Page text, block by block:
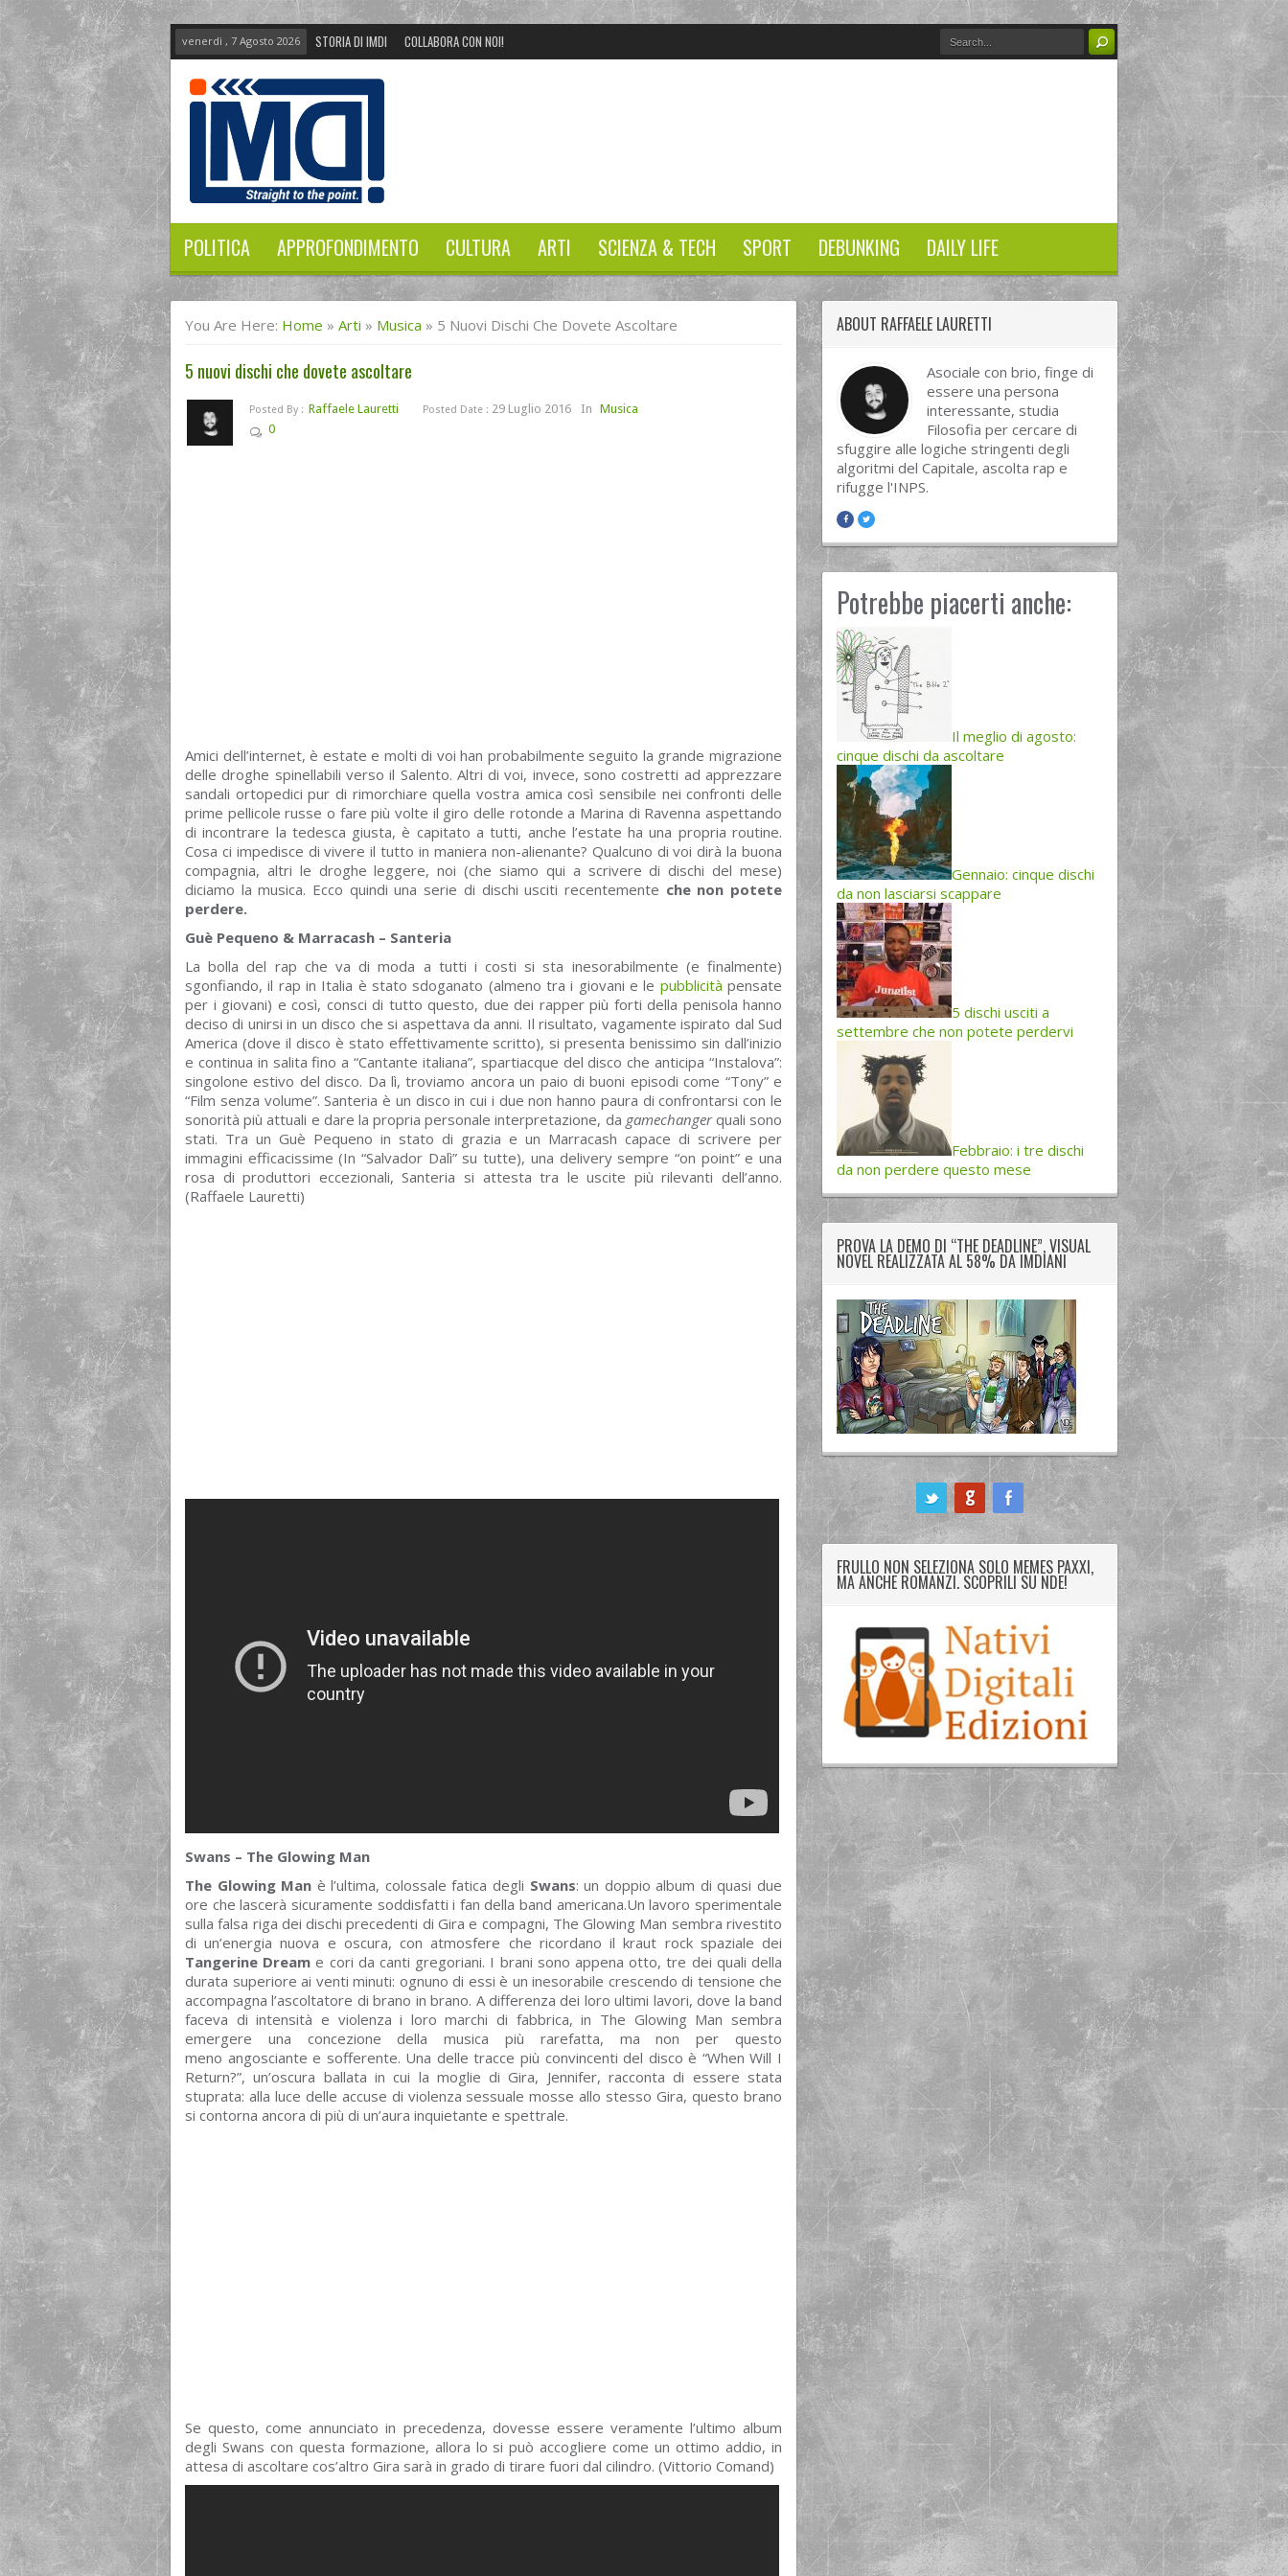
venerdì , 7 Agosto 2026 STORIA DI IMDI COLLABORA CON NOI!
POLITICA APPROFONDIMENTO CULTURA ARTI SCIENZA & TECH SPORT DEBUNKING DAILY LIFE
You Are Here: Home » Arti » Musica » 5 Nuovi Dischi Che Dovete Ascoltare
5 nuovi dischi che dovete ascoltare
Posted By : Raffaele Lauretti Posted Date : 29 Luglio 2016 In Musica
0
Amici dell’internet, è estate e molti di voi han probabilmente seguito la grande migrazione
delle droghe spinellabili verso il Salento. Altri di voi, invece, sono costretti ad apprezzare
sandali ortopedici pur di rimorchiare quella vostra amica così sensibile nei confronti delle
prime pellicole russe o fare più volte il giro delle rotonde a Marina di Ravenna aspettando
di incontrare la tedesca giusta, è capitato a tutti, anche l’estate ha una propria routine.
Cosa ci impedisce di vivere il tutto in maniera non-alienante? Qualcuno di voi dirà la buona
compagnia, altri le droghe leggere, noi (che siamo qui a scrivere di dischi del mese)
diciamo la musica. Ecco quindi una serie di dischi usciti recentemente che non potete
perdere.
Guè Pequeno & Marracash – Santeria
La bolla del rap che va di moda a tutti i costi si sta inesorabilmente (e finalmente)
sgonfiando, il rap in Italia è stato sdoganato (almeno tra i giovani e le pubblicitàpensate
per i giovani) e così, consci di tutto questo, due dei rapper più forti della penisola hanno
deciso di unirsi in un disco che si aspettava da anni. Il risultato, vagamente ispirato dal Sud
America (dove il disco è stato effettivamente scritto), si presenta benissimo sin dall’inizio
e continua in salita fino a “Cantante italiana”, spartiacque del disco che anticipa “Instalova”:
singolone estivo del disco. Da lì, troviamo ancora un paio di buoni episodi come “Tony” e
“Film senza volume”. Santeria è un disco in cui i due non hanno paura di confrontarsi con le
sonorità più attuali e dare la propria personale interpretazione, da gamechangerquali sono
stati. Tra un Guè Pequeno in stato di grazia e un Marracash capace di scrivere per
immagini efficacissime (In “Salvador Dalì” su tutte), una delivery sempre “on point” e una
rosa di produttori eccezionali, Santeria si attesta tra le uscite più rilevanti dell’anno.
(Raffaele Lauretti)
Swans – The Glowing Man
The Glowing Man è l’ultima, colossale fatica degli Swans: un doppio album di quasi due
ore che lascerà sicuramente soddisfatti i fan della band americana.Un lavoro sperimentale
sulla falsa riga dei dischi precedenti di Gira e compagni, The Glowing Man sembra rivestito
di un’energia nuova e oscura, con atmosfere che ricordano il kraut rock spaziale dei
Tangerine Dream e cori da canti gregoriani. I brani sono appena otto, tre dei quali della
durata superiore ai venti minuti: ognuno di essi è un inesorabile crescendo di tensione che
accompagna l’ascoltatore di brano in brano. A differenza dei loro ultimi lavori, dove la band
faceva di intensità e violenza i loro marchi di fabbrica, in The Glowing Man sembra
emergere una concezione della musica più rarefatta, ma non per questo
meno angosciante e sofferente. Una delle tracce più convincenti del disco è “When Will I
Return?”, un’oscura ballata in cui la moglie di Gira, Jennifer, racconta di essere stata
stuprata: alla luce delle accuse di violenza sessuale mosse allo stesso Gira, questo brano
si contorna ancora di più di un’aura inquietante e spettrale.
Se questo, come annunciato in precedenza, dovesse essere veramente l’ultimo album
degli Swans con questa formazione, allora lo si può accogliere come un ottimo addio, in
attesa di ascoltare cos’altro Gira sarà in grado di tirare fuori dal cilindro. (Vittorio Comand)
ABOUT RAFFAELE LAURETTI
Asociale con brio, finge di
essere una persona
interessante, studia
Filosofia per cercare di
sfuggire alle logiche stringenti degli
algoritmi del Capitale, ascolta rap e
rifugge l'INPS.
Potrebbe piacerti anche:
Il meglio di agosto:
cinque dischi da ascoltare
Gennaio: cinque dischi
da non lasciarsi scappare
5 dischi usciti a
settembre che non potete perdervi
Febbraio: i tre dischi
da non perdere questo mese
PROVA LA DEMO DI “THE DEADLINE”, VISUAL
NOVEL REALIZZATA AL 58% DA IMDIANI
FRULLO NON SELEZIONA SOLO MEMES PAXXI,
MA ANCHE ROMANZI. SCOPRILI SU NDE!